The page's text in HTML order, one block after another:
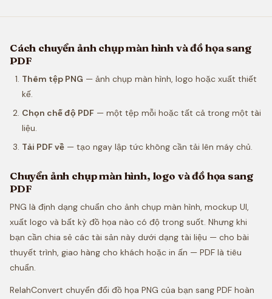
Cách chuyển ảnh chụp màn hình và đồ họa sang
PDF
Thêm tệp PNG — ảnh chụp màn hình, logo hoặc xuất thiết
kế.
Chọn chế độ PDF — một tệp mỗi hoặc tất cả trong một tài
liệu.
Tải PDF về — tạo ngay lập tức không cần tải lên máy chủ.
Chuyển ảnh chụp màn hình, logo và đồ họa sang
PDF
PNG là định dạng chuẩn cho ảnh chụp màn hình, mockup UI,
xuất logo và bất kỳ đồ họa nào có độ trong suốt. Nhưng khi
bạn cần chia sẻ các tài sản này dưới dạng tài liệu — cho bài
thuyết trình, giao hàng cho khách hoặc in ấn — PDF là tiêu
chuẩn.
RelahConvert chuyển đổi đồ họa PNG của bạn sang PDF hoàn